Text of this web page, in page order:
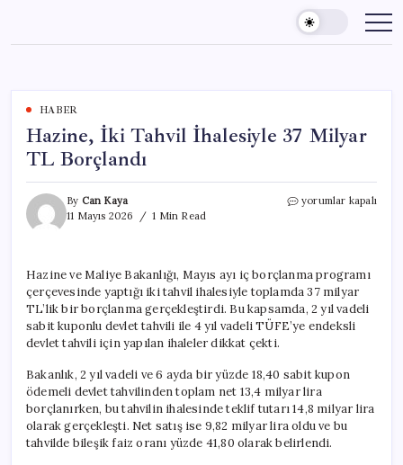
content
HABER
Hazine, İki Tahvil İhalesiyle 37 Milyar
TL Borçlandı
By Can Kaya
11 Mayıs 2026
1 Min Read
Hazine,
Milyar
TL
Borçlandı
için
yorumlar kapalı
Hazine ve Maliye Bakanlığı, Mayıs ayı iç borçlanma programı
çerçevesinde yaptığı iki tahvil ihalesiyle toplamda 37 milyar
TL’lik bir borçlanma gerçekleştirdi. Bu kapsamda, 2 yıl vadeli
sabit kuponlu devlet tahvili ile 4 yıl vadeli TÜFE’ye endeksli
devlet tahvili için yapılan ihaleler dikkat çekti.
Bakanlık, 2 yıl vadeli ve 6 ayda bir yüzde 18,40 sabit kupon
ödemeli devlet tahvilinden toplam net 13,4 milyar lira
borçlanırken, bu tahvilin ihalesinde teklif tutarı 14,8 milyar lira
olarak gerçekleşti. Net satış ise 9,82 milyar lira oldu ve bu
tahvilde bileşik faiz oranı yüzde 41,80 olarak belirlendi.